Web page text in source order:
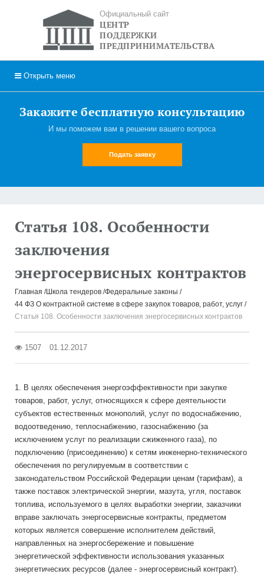
Официальный сайт
ЦЕНТР
ПОДДЕРЖКИ
ПРЕДПРИНИМАТЕЛЬСТВА
Открыть меню
Закажите бесплатную консультацию
И мы поможем вам в решении вашего вопроса
Подать заявку
Статья 108. Особенности
заключения
энергосервисных контрактов
Главная Школа тендеров Федеральные законы
44 ФЗ О контрактной системе в сфере закупок товаров, работ, услуг
Статья 108. Особенности заключения энергосервисных контрактов
1507 01.12.2017
1. В целях обеспечения энергоэффективности при закупке
товаров, работ, услуг, относящихся к сфере деятельности
субъектов естественных монополий, услуг по водоснабжению,
водоотведению, теплоснабжению, газоснабжению (за
исключением услуг по реализации сжиженного газа), по
подключению (присоединению) к сетям инженерно-технического
обеспечения по регулируемым в соответствии с
законодательством Российской Федерации ценам (тарифам), а
также поставок электрической энергии, мазута, угля, поставок
топлива, используемого в целях выработки энергии, заказчики
вправе заключать энергосервисные контракты, предметом
которых является совершение исполнителем действий,
направленных на энергосбережение и повышение
энергетической эффективности использования указанных
энергетических ресурсов (далее - энергосервисный контракт).